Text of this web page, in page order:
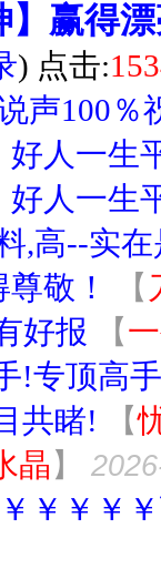
】赢得
) 点击:
声100％
好人一生
好人一生
,高--实
敬！
【
好报
【
!专顶高
共睹!
【
晶 】
￥￥￥